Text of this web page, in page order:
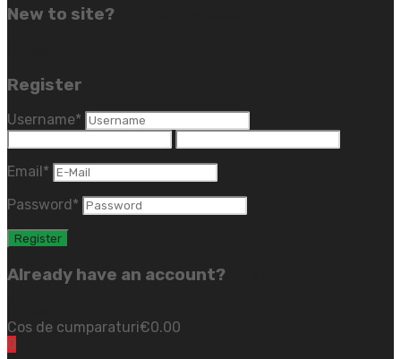
New to site?
Register
Username*
Email *
Password *
Already have an account?
Cos de cumparaturi€0.00
0